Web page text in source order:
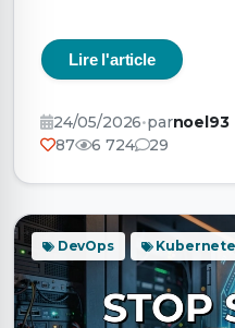
Lire l'article
24/05/2026•parnoel93
87
6 724 29
DevOps